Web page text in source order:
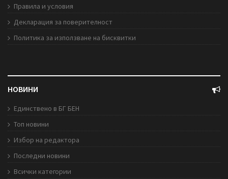
Правила и условия
Декларация за поверителност
Политика за използване на бисквитки
НОВИНИ
Единствено в БГ БЕН
Топ новини
Избор на редактора
Последни новини
Всички категории